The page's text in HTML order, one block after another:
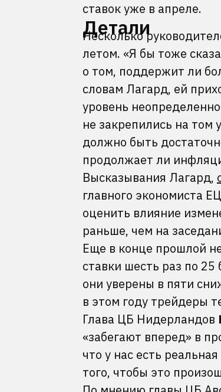
ставок уже в апреле.
Детали
Несколько
летом. «Я бы тоже
о том, поддержит ли
словам Лагард, ей
уровень
не закрепились на том
должно быть
продолжает ли
Высказывания Лагард,
главного экономиста
оценить влияние
раньше, чем на
Еще в конце прошлой
ставки шесть раз по
они уверены в пяти
в этом году трейдеры
Глава ЦБ Нидерландов
«забегают вперед» в
что у нас есть
того, чтобы это